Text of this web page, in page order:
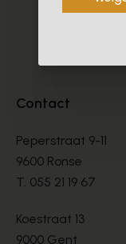
Contact
Peperstraat 9-11
9600 Ronse
T. 055 21 19 67
Koestraat 13
9000 Gent